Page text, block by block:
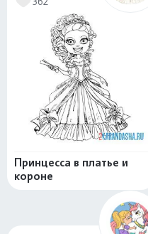
Принцесса в платье и
короне